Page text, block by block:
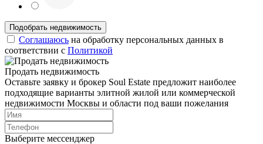
Соглашаюсь на обработку персональных данных в
соответствии с Политикой
Продать недвижимость
Оставьте заявку и брокер Soul Estate предложит наиболее
подходящие варианты элитной жилой или коммерческой
недвижимости Москвы и области под ваши пожелания
Выберите мессенджер